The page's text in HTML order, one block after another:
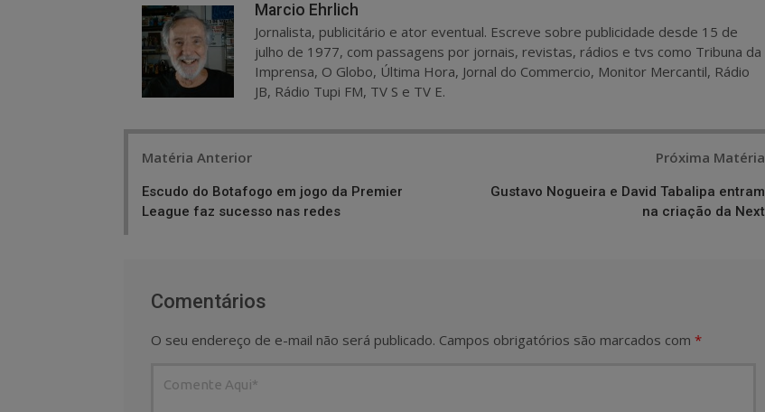
Marcio Ehrlich
Jornalista, publicitário e ator eventual. Escreve sobre publicidade desde 15 de
julho de 1977, com passagens por jornais, revistas, rádios e tvs como Tribuna da
Imprensa, O Globo, Última Hora, Jornal do Commercio, Monitor Mercantil, Rádio
JB, Rádio Tupi FM, TV S e TV E.
Matéria Anterior
Escudo do Botafogo em jogo da Premier
League faz sucesso nas redes
Próxima Matéria
Gustavo Nogueira e David Tabalipa entram
na criação da Next
Comentários
O seu endereço de e-mail não será publicado. Campos obrigatórios são marcados com *